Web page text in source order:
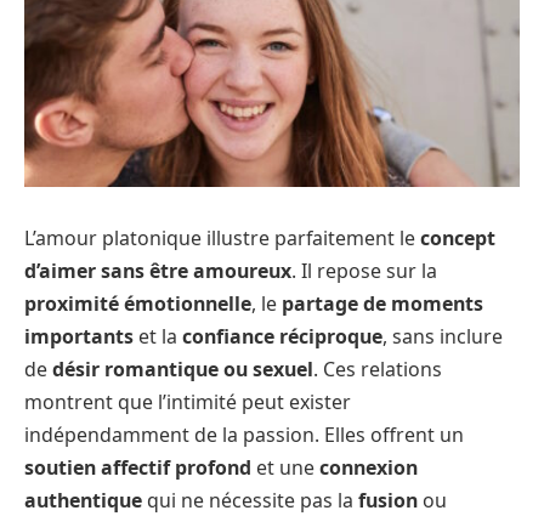
L’amour platonique illustre parfaitement leconcept
d’aimer sans être amoureux. Il repose sur la
proximité émotionnelle, le partage de moments
importants et la confiance réciproque, sans inclure
dedésir romantique ou sexuel. Ces relations
montrent que l’intimité peut exister
indépendamment de la passion. Elles offrent un
soutien affectif profond et uneconnexion
authentique qui ne nécessite pas la fusion ou